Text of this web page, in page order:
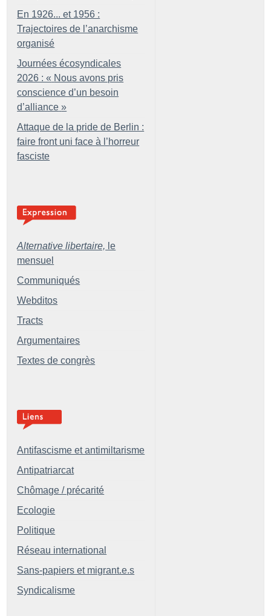
En 1926... et 1956 :
Trajectoires de l’anarchisme
organisé
Journées écosyndicales
2026 : « Nous avons pris
conscience d’un besoin
d’alliance »
Attaque de la pride de Berlin :
faire front uni face à l’horreur
fasciste
Alternative libertaire, le
mensuel
Communiqués
Webditos
Tracts
Argumentaires
Textes de congrès
Antifascisme et antimiltarisme
Antipatriarcat
Chômage / précarité
Ecologie
Politique
Réseau international
Sans-papiers et migrant.e.s
Syndicalisme